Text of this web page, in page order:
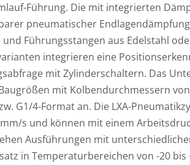
Führung. Die mit integrierten
pneumatischer
und Führungsstangen aus Edelstahl
integrieren eine
mit Zylinderschaltern. Das
mit Kolbendurchmessern
G1/4-Format an. Die LXA-
s und können mit einem
Ausführungen mit
in Temperaturbereichen von -20 bis